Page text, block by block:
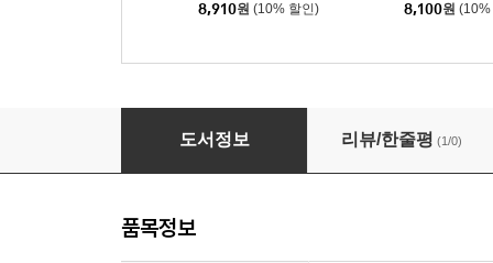
8,910원 (10% 할인) 8,100원 (10%
취미탐험 곰씨의 어린이를 위한 왕초보 저글링
도서정보 리뷰/한줄평 (1/0)
품목정보